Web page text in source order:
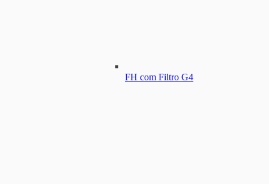
FH com Filtro G4